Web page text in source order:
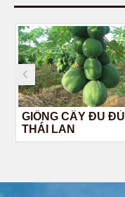
GIỐNG CÂY ĐU ĐỦ
THÁI LAN